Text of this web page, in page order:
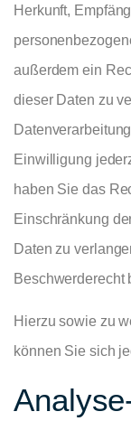
Herkunft,
außerdem ein
dieser Daten zu
Einwilligung
haben Sie das
Einschränkung
Daten zu
Beschwerderecht
Hierzu sowie zu
können Sie sich